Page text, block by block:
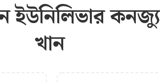
ইউনিলিভার
খান